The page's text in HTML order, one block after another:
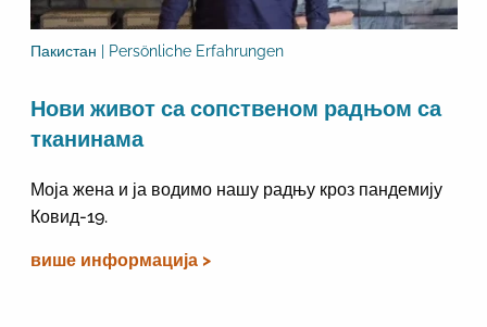
Пакистан | Persönliche Erfahrungen
Нови живот са сопственом радњом са
тканинама
Моја жена и ја водимо нашу радњу кроз пандемију
Ковид-19.
више информација >